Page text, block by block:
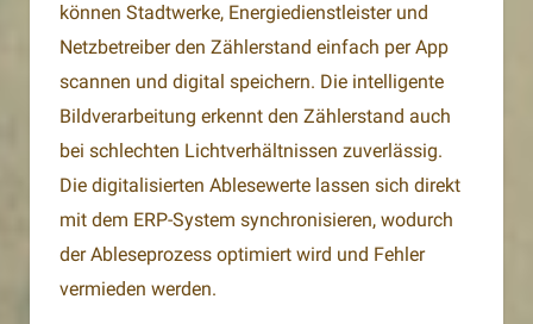
können Stadtwerke, Energiedienstleister und
Netzbetreiber den Zählerstand einfach per App
scannen und digital speichern. Die intelligente
Bildverarbeitung erkennt den Zählerstand auch
bei schlechten Lichtverhältnissen zuverlässig.
Die digitalisierten Ablesewerte lassen sich direkt
mit dem ERP-System synchronisieren, wodurch
der Ableseprozess optimiert wird und Fehler
vermieden werden.